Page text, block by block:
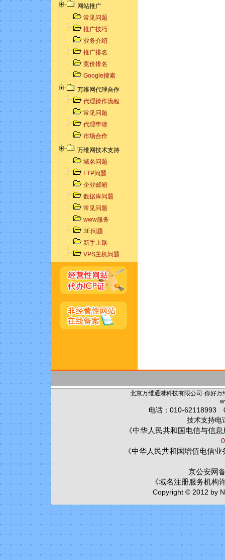
网站推广
常见问题
推广技巧
业务介绍
推广排名
竞价排名
Google搜索
万维网代理合作
代理操作流程
常见问题
代理申请
市场合作
万维网技术支持
域名问题
FTP问题
企业邮箱
数据库问题
常见问题
www服务
3E问题
新手上路
VPS主机问题
北京万维通港科技有限公司 ·你好万
电话：010-62118993
技术支持电
《中华人民共和国电信与信
《中华人民共和国增值电信
京公安网
《域名注册服务机构
Copyright © 2012 by